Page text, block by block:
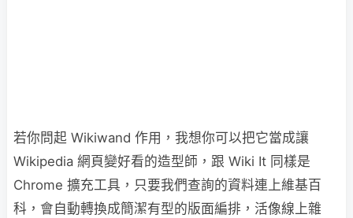
若你問起 Wikiwand 作用，我想你可以把它當成讓
Wikipedia 網頁變好看的造型師，跟 Wiki It 同樣是
Chrome 擴充工具，只要我們查詢的資料連上維基百
科，會自動轉換成簡潔有型的版面編排，活像線上雜